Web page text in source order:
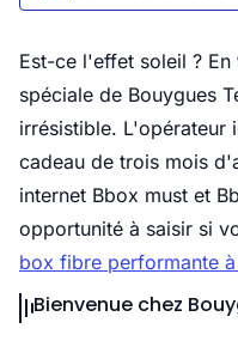
Est-ce l'effet soleil ?
spéciale de Bouygues
irrésistible. L'opérateur
cadeau de trois mois
internet Bbox must et
opportunité à saisir si
box fibre performante
Bienvenue chez